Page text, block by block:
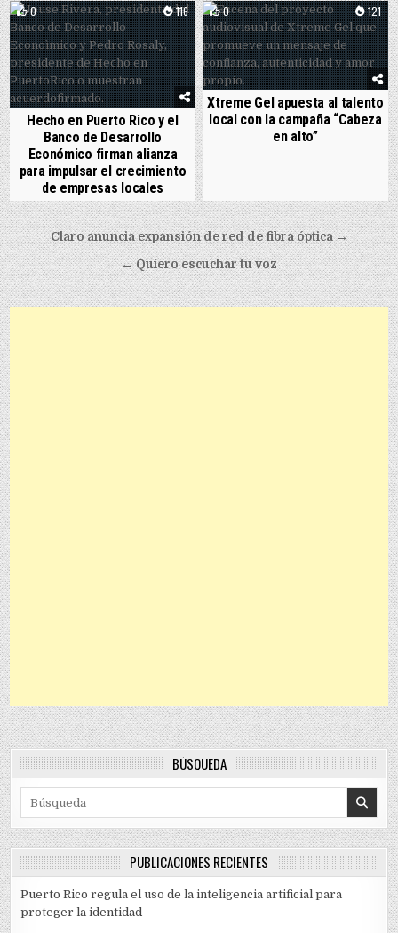
0 116
Hecho en Puerto Rico y el
Banco de Desarrollo
Económico firman alianza
para impulsar el crecimiento
de empresas locales
0 121
Xtreme Gel apuesta al talento
local con la campaña “Cabeza
en alto”
Post navigation
Claro anuncia expansión de red de fibra óptica →
← Quiero escuchar tu voz
BÚSQUEDA
Search for:
PUBLICACIONES RECIENTES
Puerto Rico regula el uso de la inteligencia artificial para
proteger la identidad